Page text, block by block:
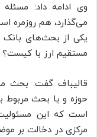
وی ادامه داد: مسئله
می‌گذارد، هم روزمره
یکی از بحث‌های بانک
مستقیم ارز با کیست؟
قالیباف گفت: بحث
حوزه و یا بحث مربوط
است که این
مرکزی در دخالت بر